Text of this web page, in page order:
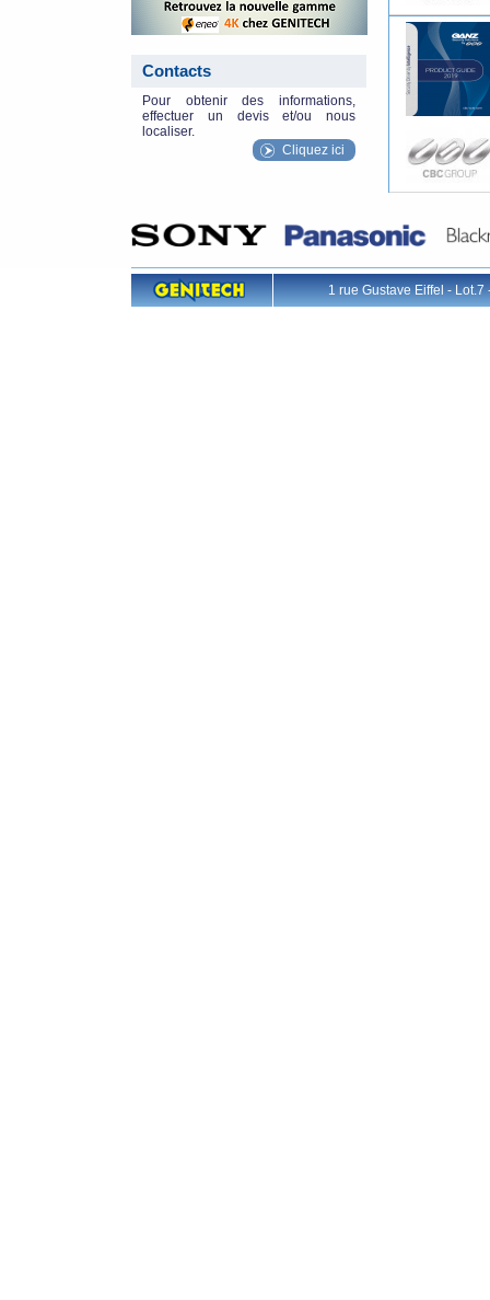
Contacts
Pour obtenir des informations,
effectuer un devis et/ou nous
localiser.
Cliquez ici
1 rue Gustave Eiffel -